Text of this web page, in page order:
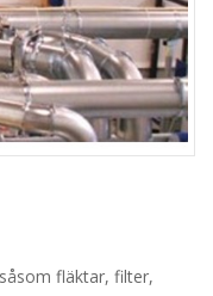
fläktar, filter,